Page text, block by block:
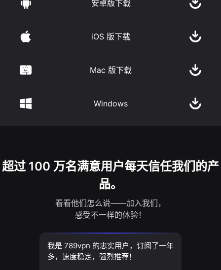
安卓版下载
iOS 版下载
Mac 版下载
Windows
超过 100 万名满意用户每天信任我们的产
品。
看看他们怎么说——加入我们，
感受不一样的体验！
我是 789vpn 的忠实用户，订阅了一年
多，速度稳定，强烈推荐！